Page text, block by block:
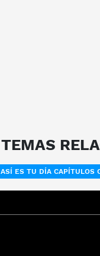
TEMAS
ASÍ ES TU DÍA CAPÍTULOS